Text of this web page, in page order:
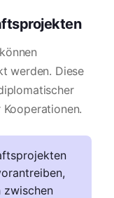
werden. Diese
zwischen